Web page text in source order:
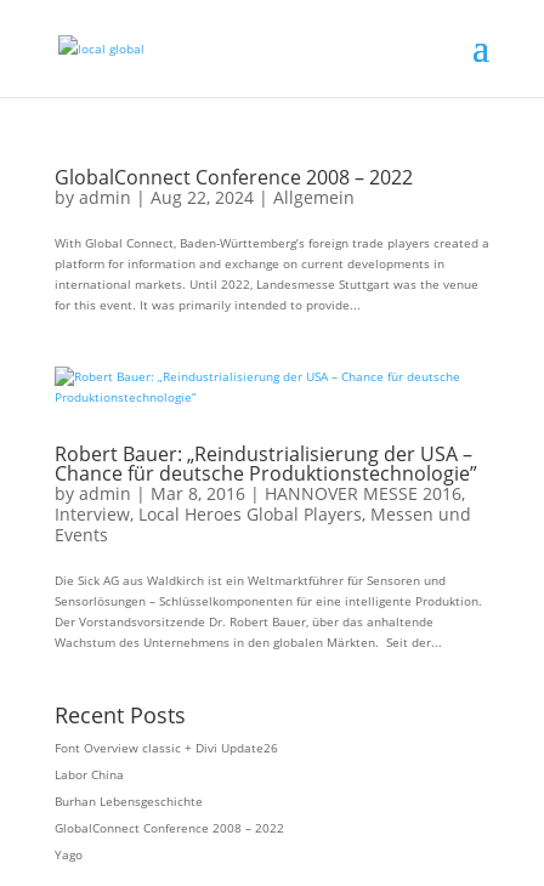
GlobalConnect Conference 2008 – 2022
by admin | Aug 22, 2024| Allgemein
With Global Connect, Baden-Württemberg’s foreign trade players created a
platform for information and exchange on current developments in
international markets. Until 2022, Landesmesse Stuttgart was the venue
for this event. It was primarily intended to provide...
Robert Bauer: „Reindustrialisierung der USA –
Chance für deutsche Produktionstechnologie”
by admin | Mar 8, 2016| HANNOVER MESSE 2016,
Interview, Local Heroes Global Players, Messen und
Events
Die Sick AG aus Waldkirch ist ein Weltmarktführer für Sensoren und
Sensorlösungen – Schlüsselkomponenten für eine intelligente Produktion.
Der Vorstandsvorsitzende Dr. Robert Bauer, über das anhaltende
Wachstum des Unternehmens in den globalen Märkten. Seit der...
Recent Posts
Font Overview classic + Divi Update26
Labor China
Burhan Lebensgeschichte
GlobalConnect Conference 2008 – 2022
Yago